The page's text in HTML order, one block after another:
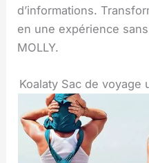
d’informations.
en une expérience
MOLLY.
Koalaty Sac de voyage